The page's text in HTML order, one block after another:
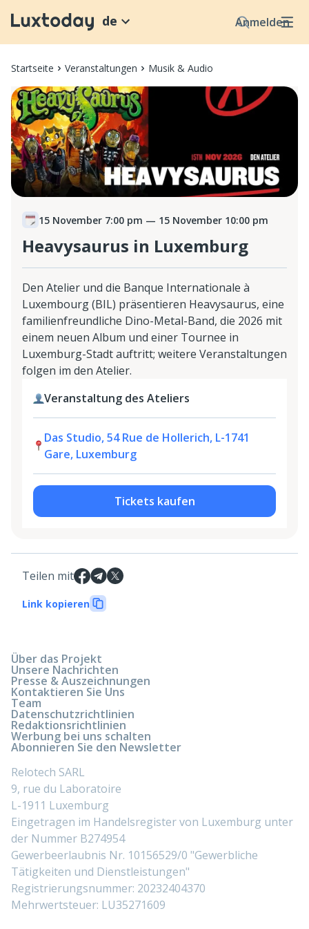
Anmelden
de
Startseite Veranstaltungen Musik & Audio
15 November 7:00 pm — 15 November 10:00 pm
Heavysaurus in Luxemburg
Den Atelier und die Banque Internationale à
Luxembourg (BIL) präsentieren Heavysaurus, eine
familienfreundliche Dino-Metal-Band, die 2026 mit
einem neuen Album und einer Tournee in
Luxemburg-Stadt auftritt; weitere Veranstaltungen
folgen im den Atelier.
Veranstaltung des Ateliers
Das Studio, 54 Rue de Hollerich, L-1741
Gare, Luxemburg
Tickets kaufen
Teilen mit
Link kopieren
Über das Projekt
Unsere Nachrichten
Presse & Auszeichnungen
Kontaktieren Sie Uns
Team
Datenschutzrichtlinien
Redaktionsrichtlinien
Werbung bei uns schalten
Abonnieren Sie den Newsletter
Relotech SARL
9, rue du Laboratoire
L-1911 Luxemburg
Eingetragen im Handelsregister von Luxemburg unter
der Nummer B274954
Gewerbeerlaubnis Nr. 10156529/0 "Gewerbliche
Tätigkeiten und Dienstleistungen"
Registrierungsnummer: 20232404370
Mehrwertsteuer: LU35271609